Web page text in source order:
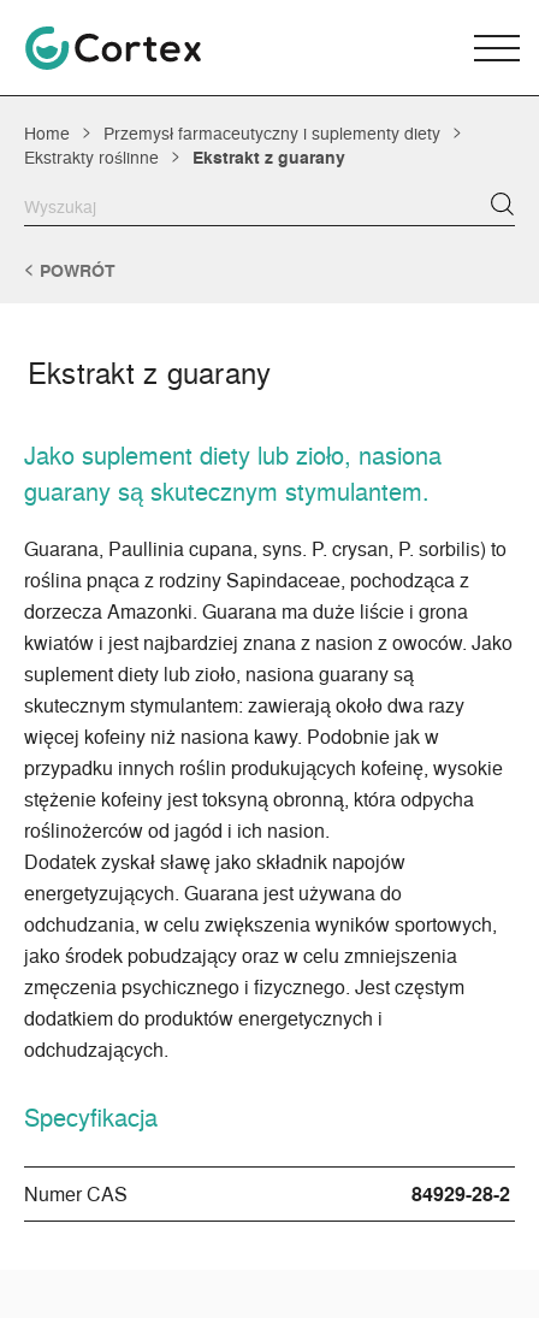
Home
Przemysł farmaceutyczny i suplementy diety
Ekstrakty roślinne
Ekstrakt z guarany
POWRÓT
Ekstrakt z guarany
Jako suplement diety lub zioło, nasiona
guarany są skutecznym stymulantem.
Guarana, Paullinia cupana, syns. P. crysan, P. sorbilis) to
roślina pnąca z rodziny Sapindaceae, pochodząca z
dorzecza Amazonki. Guarana ma duże liście i grona
kwiatów i jest najbardziej znana z nasion z owoców. Jako
suplement diety lub zioło, nasiona guarany są
skutecznym stymulantem: zawierają około dwa razy
więcej kofeiny niż nasiona kawy. Podobnie jak w
przypadku innych roślin produkujących kofeinę, wysokie
stężenie kofeiny jest toksyną obronną, która odpycha
roślinożerców od jagód i ich nasion.
Dodatek zyskał sławę jako składnik napojów
energetyzujących. Guarana jest używana do
odchudzania, w celu zwiększenia wyników sportowych,
jako środek pobudzający oraz w celu zmniejszenia
zmęczenia psychicznego i fizycznego. Jest częstym
dodatkiem do produktów energetycznych i
odchudzających.
Specyfikacja
Numer CAS 84929-28-2